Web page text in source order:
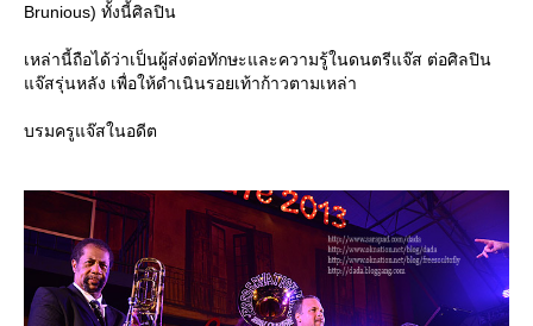
Brunious) ทั้งนี้ศิลปิน
เหล่านี้ถือได้ว่าเป็นผู้ส่งต่อทักษะและความรู้ในดนตรีแจ๊ส ต่อศิลปิน
จ๊สรุ่นหลัง เพื่อให้ดำเนินรอยเท้าก้าวตามเหล่า
บรมครูแจ๊สในอดีต